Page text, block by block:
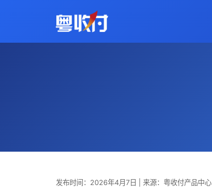
发布时间：2026年4月7日 来源：粤收付产品中心